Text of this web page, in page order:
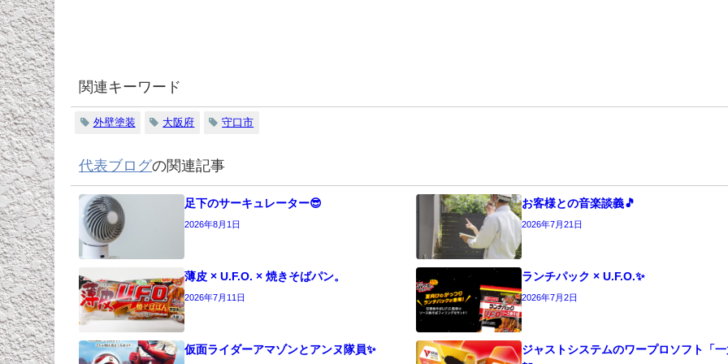
関連キーワード
外壁塗装 大阪府 守口市
代表ブログの関連記事
足下のサーキュレーター😎
2026年8月1日
お客様との音楽談義🎵
2026年7月21日
薄皮 × U.F.O. × 焼きそばパン。
2026年7月11日
ランチパック × U.F.O.✨
2026年7月2日
仮面ライダーアマゾンとアンヌ隊員✨
ジャストシステムのワープロソフト「